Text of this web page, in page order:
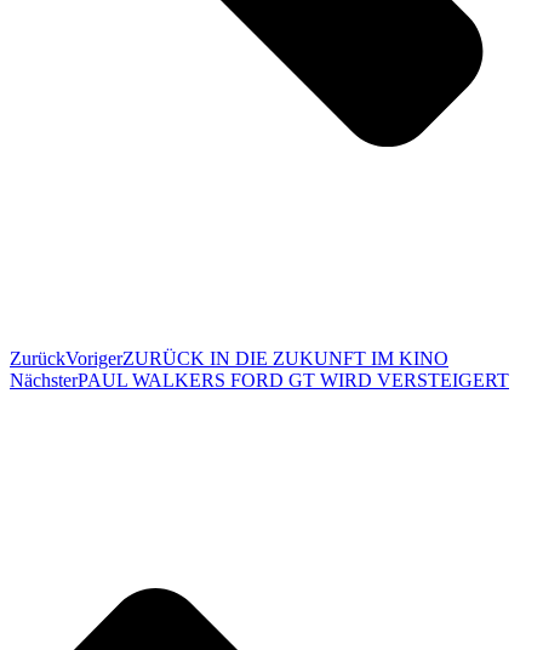
ZurückVorigerZURÜCK IN DIE ZUKUNFT IM KINO
NächsterPAUL WALKERS FORD GT WIRD VERSTEIGERT